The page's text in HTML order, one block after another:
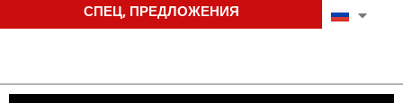
СПЕЦ, ПРЕДЛОЖЕНИЯ